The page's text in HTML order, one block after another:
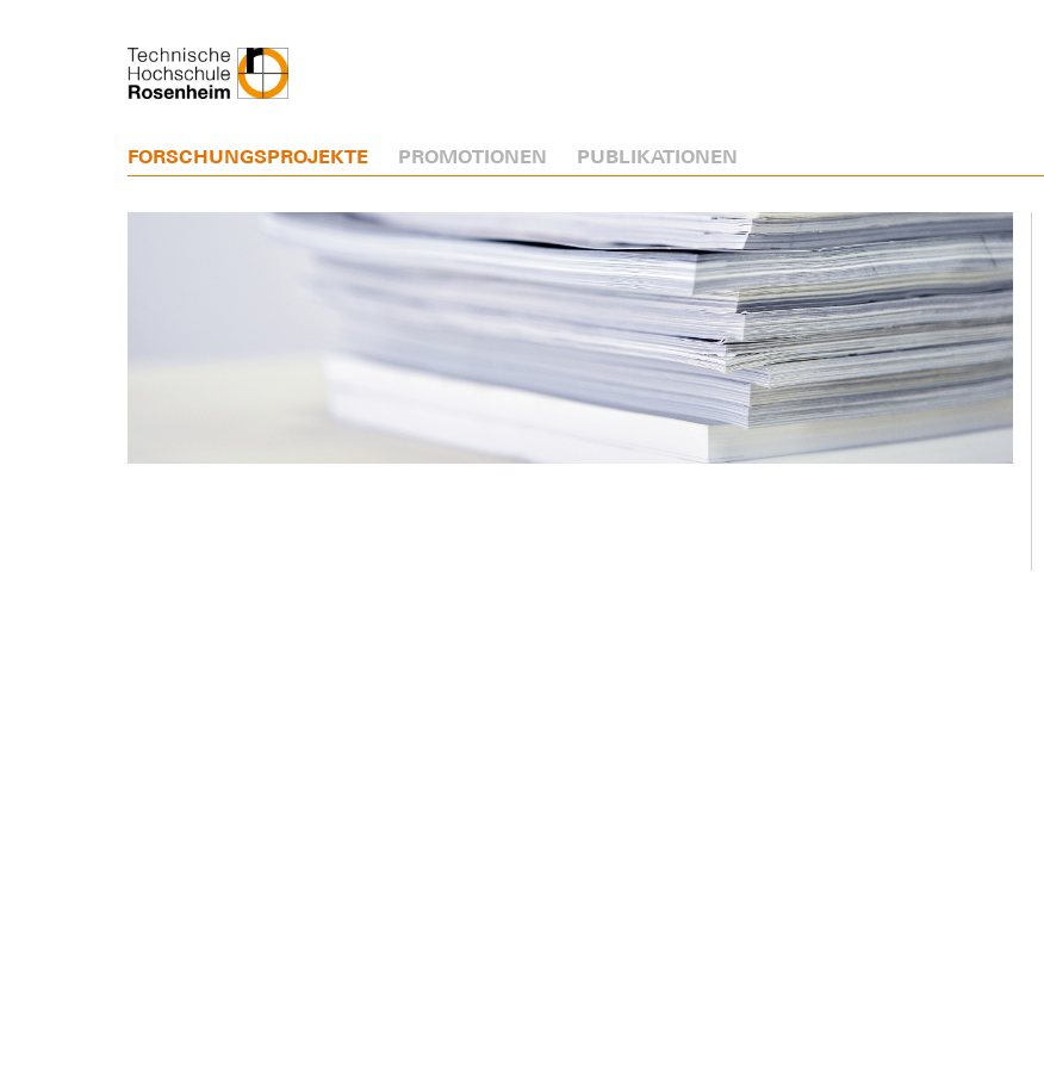
FORSCHUNGSPROJEKTE PROMOTIONEN PUBLIKATIONEN